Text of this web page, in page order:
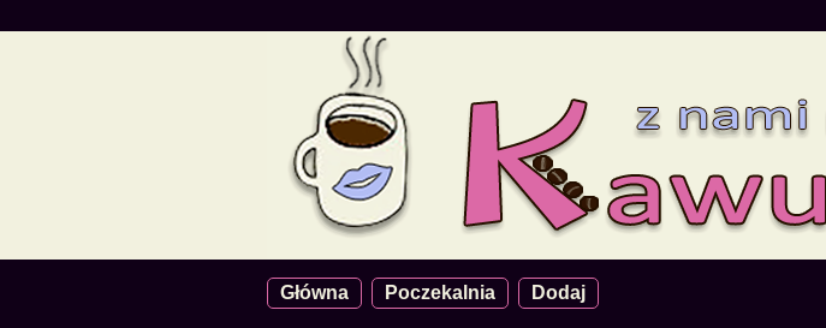
Główna Poczekalnia Dodaj